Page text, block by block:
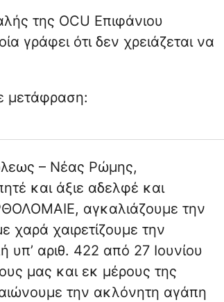
της OCU Επιφάνιου
γράφει ότι δεν χρειάζεται να
μετάφραση:
– Νέας Ρώμης,
και άξιε αδελφέ και
αγκαλιάζουμε την
χαρά χαιρετίζουμε την
υπ’ αριθ. 422 από 27 Ιουνίου
μας και εκ μέρους της
την ακλόνητη αγάπη